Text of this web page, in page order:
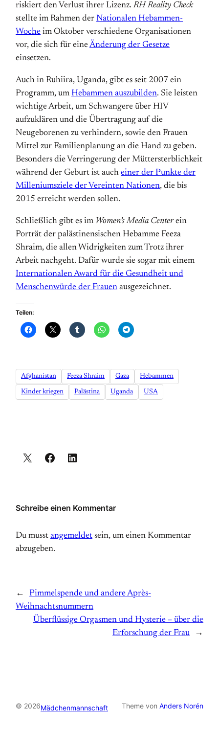
riskiert den Verlust ihrer Lizenz. RH Reality Check
stellte im Rahmen der Nationalen Hebammen-
Woche im Oktober verschiedene Organisationen
vor, die sich für eineÄnderung der Gesetze
einsetzen.
Auch in Ruhiira, Uganda, gibt es seit 2007 ein
Programm, um Hebammen auszubilden. Sie leisten
wichtige Arbeit, um Schwangere über HIV
aufzuklären und die Übertragung auf die
Neugeborenen zu verhindern, sowie den Frauen
Mittel zur Familienplanung an die Hand zu geben.
Besonders die Verringerung der Müttersterblichkeit
während der Geburt ist auch einer der Punkte der
Milleniumsziele der Vereinten Nationen, die bis
2015 erreicht werden sollen.
Schließlich gibt es im Women’s Media Centerein
Porträt der palästinensischen Hebamme Feeza
Shraim, die allen Widrigkeiten zum Trotz ihrer
Arbeit nachgeht. Dafür wurde sie sogar mit einem
Internationalen Award für die Gesundheit und
Menschenwürde der Frauen ausgezeichnet.
Teilen:
Afghanistan Feeza Shraim Gaza Hebammen
Kinder kriegen Palästina Uganda USA
Schreibe einen Kommentar
Du musst angemeldet sein, um einen Kommentar
abzugeben.
←
Pimmelspende und andere Après-
Weihnachtsnummern
Überflüssige Orgasmen und Hysterie – über die
Erforschung der Frau
→
© 2026Mädchenmannschaft Theme von Anders Norén